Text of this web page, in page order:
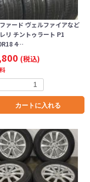
ファード ヴェルファイアなど
リ チントゥラート P1
4…
(税込)
カートに入れる